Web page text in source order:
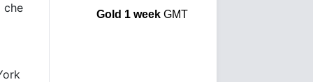
che
Gold 1 weekGMT